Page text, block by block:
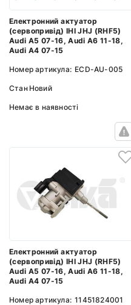
Електронний актуатор
(сервопривід) IHI JHJ (RHF5)
Audi A5 07-16, Audi A6 11-18,
Audi A4 07-15
Номер артикула: ECD-AU-005
Стан Новий
Немає в наявності
Електронний актуатор
(сервопривід) IHI JHJ (RHF5)
Audi A5 07-16, Audi A6 11-18,
Audi A4 07-15
Номер артикула: 11451824001